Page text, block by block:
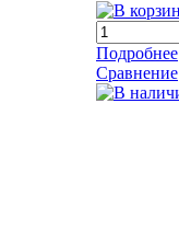
Подробнее
Сравнение